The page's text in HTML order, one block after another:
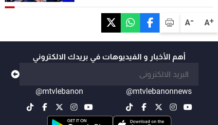
A+
A-
أهم الأخبار و الفيديوهات في بريدك الالكتروني
@mtvlebanonnews
@mtvlebanon